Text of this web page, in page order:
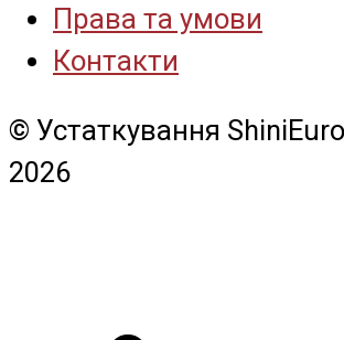
Права та умови
Контакти
© Устаткування
2026